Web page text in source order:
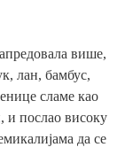
више,
лан, бамбус,
сламе као
и послао високу
да се